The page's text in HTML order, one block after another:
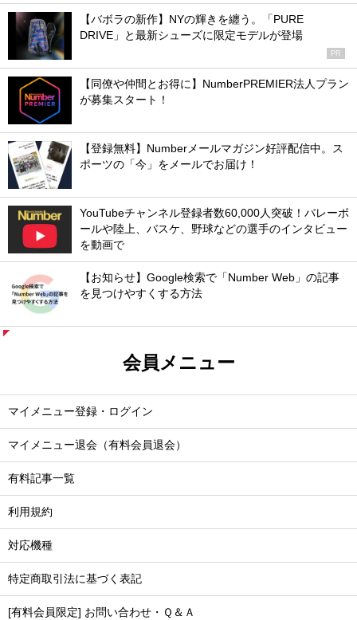
【バボラの新作】NYの輝きを纏う。「PURE
DRIVE」と最新シューズに限定モデルが登場
PR
【同僚や仲間とお得に】NumberPREMIER法人プラン
が募集スタート！
【登録無料】Numberメールマガジン好評配信中。ス
ポーツの「今」をメールでお届け！
YouTubeチャンネル登録者数60,000人突破！バレーボ
ールや陸上、バスケ、野球などの選手のインタビュー
を動画で
【お知らせ】Google検索で「Number Web」の記事
を見つけやすくする方法
会員メニュー
マイメニュー登録・ログイン
マイメニュー退会（有料会員退会）
有料記事一覧
利用規約
対応機種
特定商取引法に基づく表記
[有料会員限定] お問い合わせ・Ｑ＆Ａ